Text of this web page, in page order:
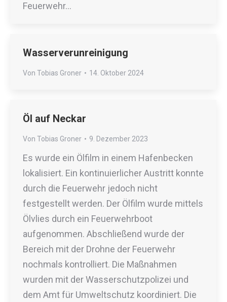
Feuerwehr…
Wasserverunreinigung
Von Tobias Groner 14. Oktober 2024
Öl auf Neckar
Von Tobias Groner 9. Dezember 2023
Es wurde ein Ölfilm in einem Hafenbecken
lokalisiert. Ein kontinuierlicher Austritt konnte
durch die Feuerwehr jedoch nicht
festgestellt werden. Der Ölfilm wurde mittels
Ölvlies durch ein Feuerwehrboot
aufgenommen. Abschließend wurde der
Bereich mit der Drohne der Feuerwehr
nochmals kontrolliert. Die Maßnahmen
wurden mit der Wasserschutzpolizei und
dem Amt für Umweltschutz koordiniert. Die